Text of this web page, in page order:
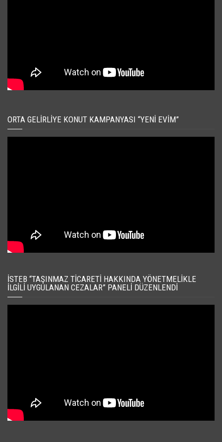
ORTA GELIRLIYE KONUT KAMPANYASI “YENI EVIM”
İSTEB “TAŞINMAZ TICARETI HAKKINDA YÖNETMELIKLE
İLGILI UYGULANAN CEZALAR” PANELI DÜZENLENDI